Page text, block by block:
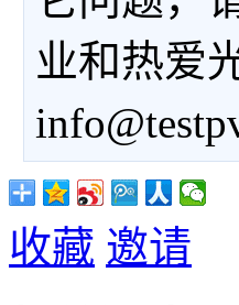
业和热爱
收藏 邀请